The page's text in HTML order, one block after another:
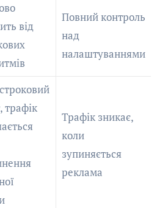
від
Повний контроль
над
налаштуваннями
трафік
Трафік зникає,
коли
зупиняється
реклама